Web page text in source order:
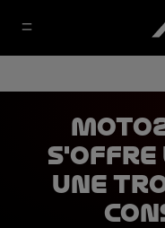
s'offre
une